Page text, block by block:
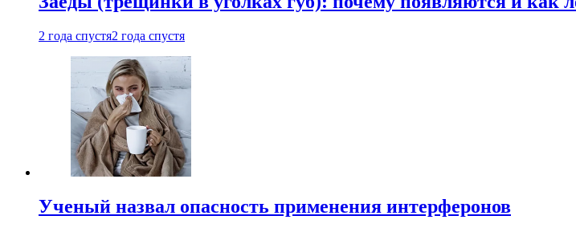
2 года спустя2 года спустя
Ученый назвал опасность применения интерферонов